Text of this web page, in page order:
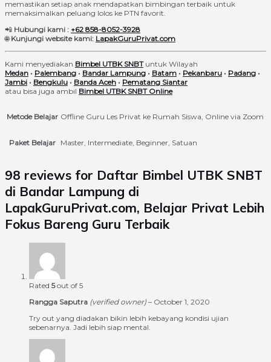
memastikan setiap anak mendapatkan bimbingan terbaik untuk
memaksimalkan peluang lolos ke PTN favorit.
📲 Hubungi kami : +62 858-8052-3928
🌐Kunjungi website kami: LapakGuruPrivat.com
Kami menyediakan Bimbel UTBK SNBTuntuk Wilayah
Medan • Palembang • Bandar Lampung • Batam • Pekanbaru • Padang •
Jambi • Bengkulu • Banda Aceh • Pematang Siantar
atau bisa juga ambil Bimbel UTBK SNBT Online
Metode Belajar Offline Guru Les Privat ke Rumah Siswa, Online via Zoom
Paket Belajar Master, Intermediate, Beginner, Satuan
98 reviews for Daftar Bimbel UTBK SNBT
di Bandar Lampung di
LapakGuruPrivat.com, Belajar Privat Lebih
Fokus Bareng Guru Terbaik
Rated 5out of 5
Rangga Saputra (verified owner) – October 1, 2020
Try out yang diadakan bikin lebih kebayang kondisi ujian
sebenarnya. Jadi lebih siap mental.